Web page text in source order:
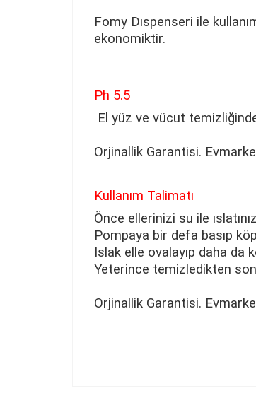
Fomy Dıspenseri ile
ekonomiktir.
Ph 5.5
El yüz ve vücut
Orjinallik Garantisi.
Kullanım Talimatı
Önce ellerinizi su ile
Pompaya bir defa basıp
Islak elle ovalayıp daha da
Yeterince temizledikten
Orjinallik Garantisi.